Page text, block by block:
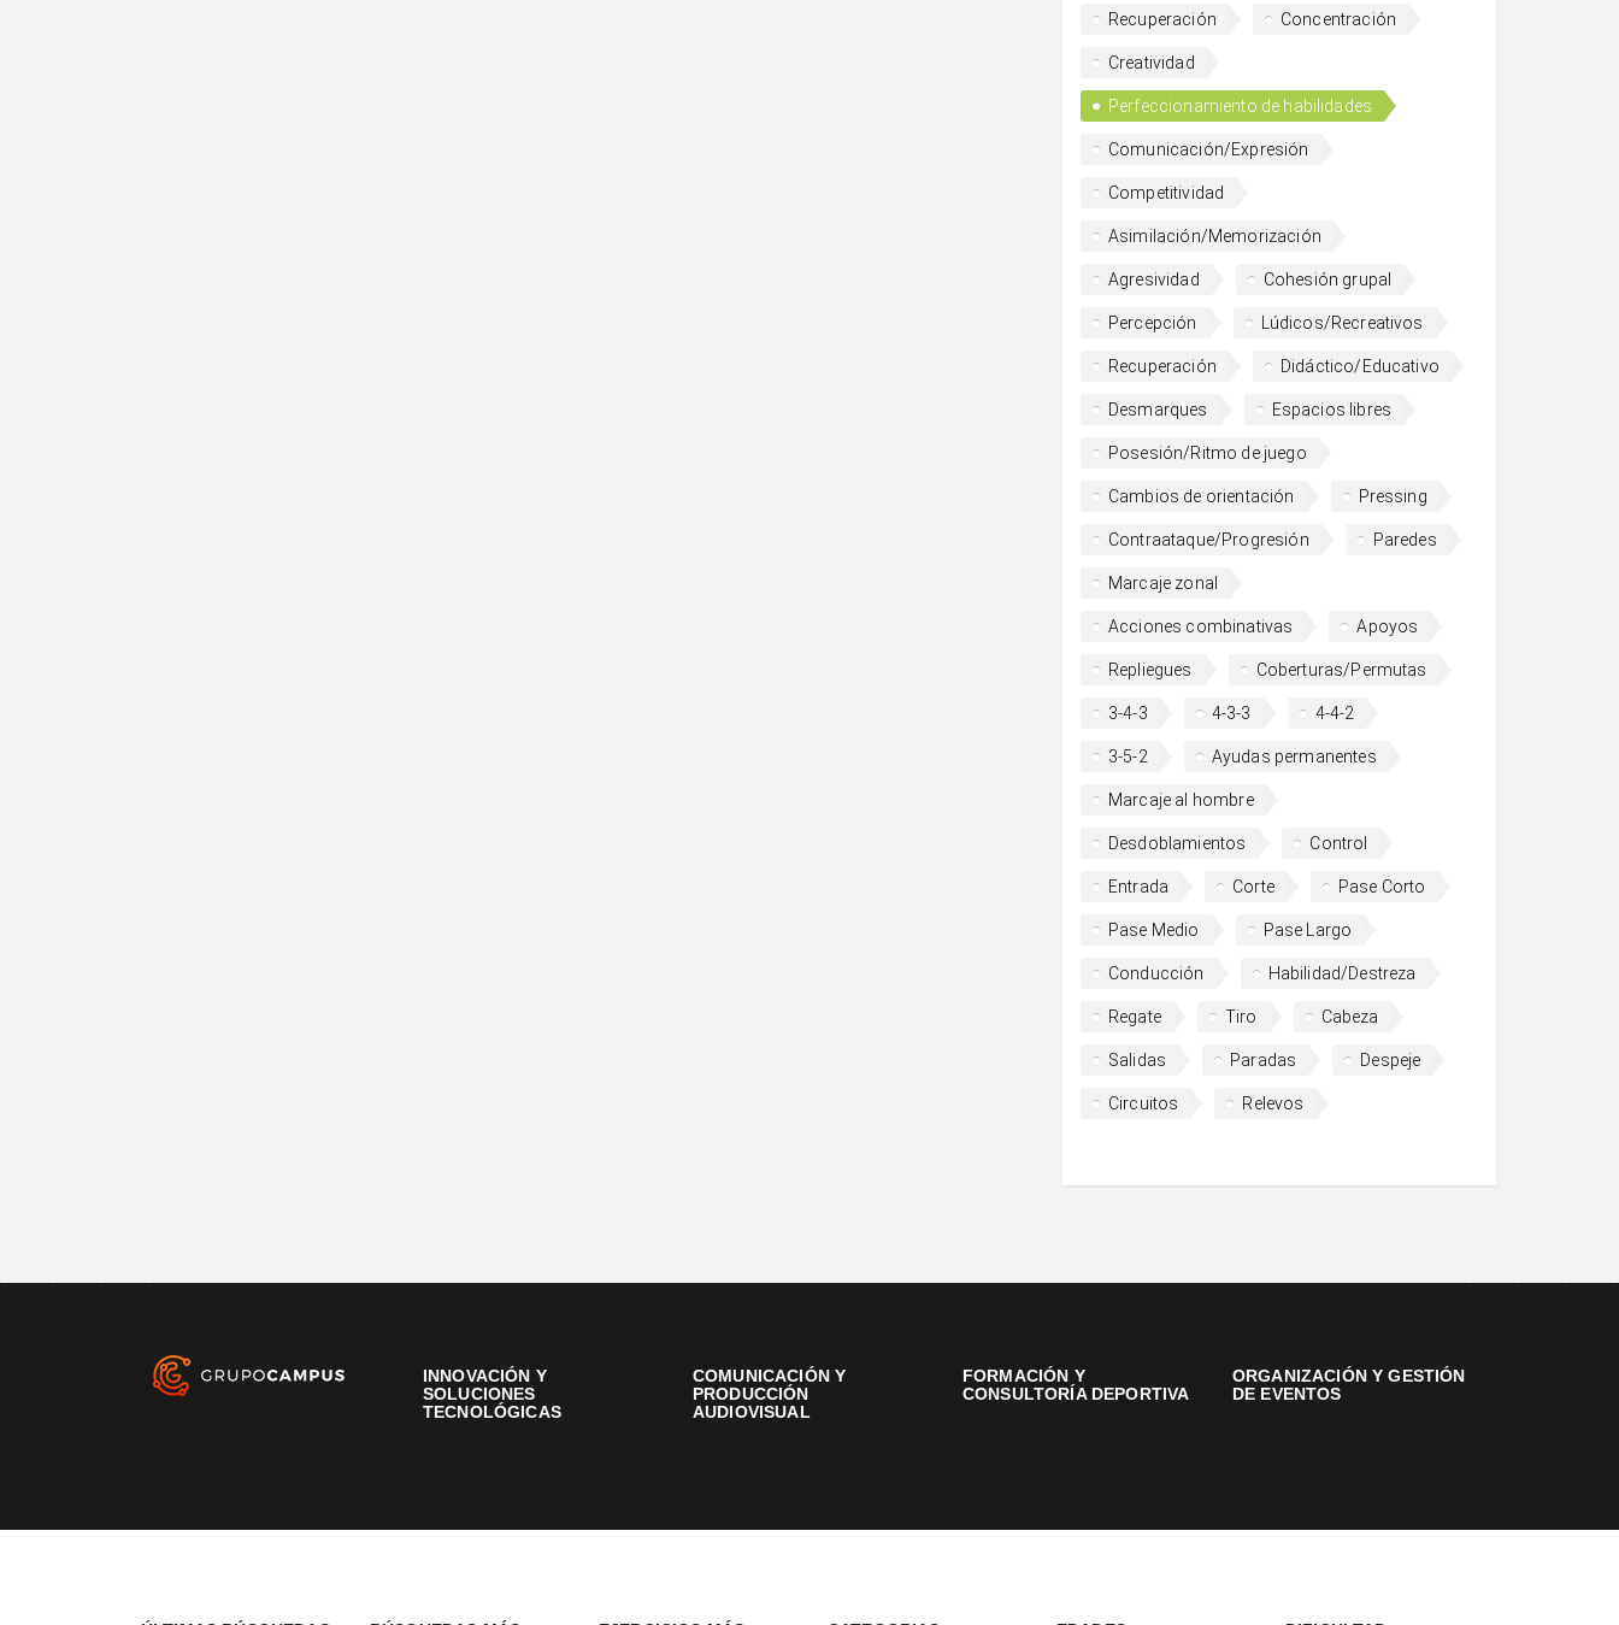
Recuperación Concentración
Creatividad
Perfeccionamiento de habilidades
Comunicación/Expresión
Competitividad
Asimilación/Memorización
Agresividad Cohesión grupal
Percepción Lúdicos/Recreativos
Recuperación Didáctico/Educativo
Desmarques Espacios libres
Posesión/Ritmo de juego
Cambios de orientación Pressing
Contraataque/Progresión Paredes
Marcaje zonal
Acciones combinativas Apoyos
Repliegues Coberturas/Permutas
3-4-3 4-3-3 4-4-2
3-5-2 Ayudas permanentes
Marcaje al hombre
Desdoblamientos Control
Entrada Corte Pase Corto
Pase Medio Pase Largo
Conducción Habilidad/Destreza
Regate Tiro Cabeza
Salidas Paradas Despeje
Circuitos Relevos
INNOVACIÓN Y
SOLUCIONES
TECNOLÓGICAS
COMUNICACIÓN Y
PRODUCCIÓN
AUDIOVISUAL
FORMACIÓN Y
CONSULTORÍA DEPORTIVA
ORGANIZACIÓN Y GESTIÓN
DE EVENTOS